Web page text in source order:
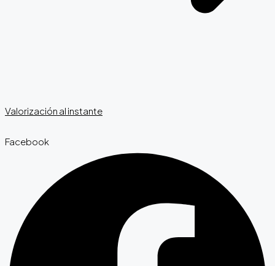
Valorización al instante
Facebook